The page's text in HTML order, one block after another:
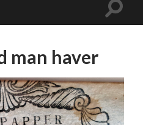
Slå
man haver